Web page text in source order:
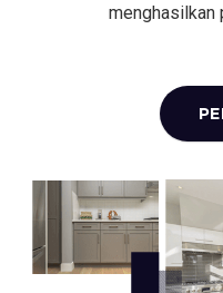
menghasilkan